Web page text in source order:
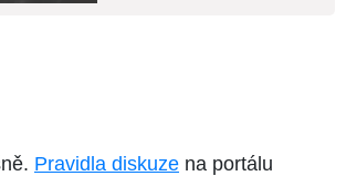
Pravidla diskuze na portálu